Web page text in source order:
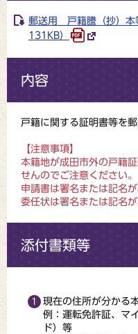
郵送用 戸籍謄（抄）
131KB）
内容
戸籍に関する証明書等を
【注意事項】
本籍地が成田市外の戸籍
せんのでご注意ください。
申請書は署名または記名が
委任状は署名または記名が
添付書類等
現在の住所が分かる
例：運転免許証、マ
ド）等